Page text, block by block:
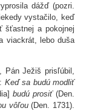
dážď (pozri.
vystačilo, keď
šťastnej a pokojnej
viackrát, lebo duša
Ježiš prisľúbil,
Keď sa budú modliť
budú prosiť(Den.
vôľou(Den. 1731).